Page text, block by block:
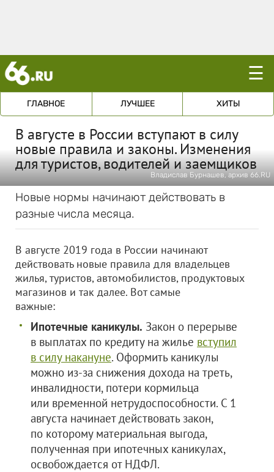
☰
ГЛАВНОЕ ЛУЧШЕЕ ХИТЫ
В августе в России вступают в силу
новые правила и законы. Изменения
для туристов, водителей и заемщиков
Владислав Бурнашев, архив 66.RU
Новые нормы начинают действовать в
разные числа месяца.
В августе 2019 года в России начинают
действовать новые правила для владельцев
жилья, туристов, автомобилистов, продуктовых
магазинов и так далее. Вот самые
важные:
Ипотечные каникулы. Закон о перерыве
в выплатах по кредиту на жилье вступил
в силу накануне. Оформить каникулы
можно из-за снижения дохода на треть,
инвалидности, потери кормильца
или временной нетрудоспособности. С 1
августа начинает действовать закон,
по которому материальная выгода,
полученная при ипотечных каникулах,
освобождается от НДФЛ.